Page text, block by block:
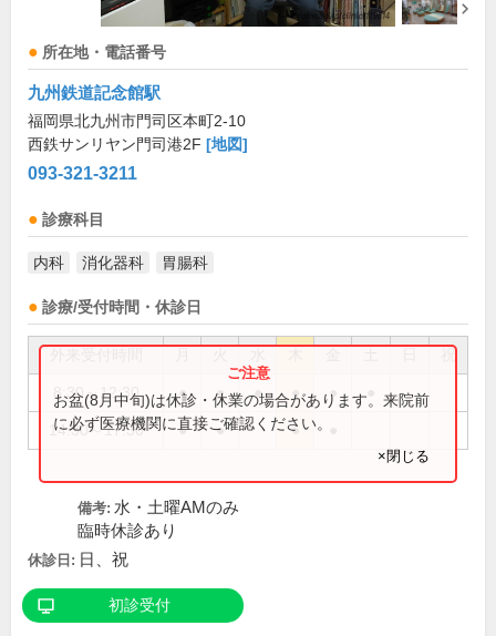
所在地・電話番号
九州鉄道記念館駅
福岡県北九州市門司区本町2-10
西鉄サンリヤン門司港2F [地図]
093-321-3211
診療科目
内科 消化器科 胃腸科
診療/受付時間・休診日
祝
8:30～12:30 ● ● ● ● ●
14:30～17:30 ● ● ●
お盆(8月中旬)は休診・休業の場合があります。来院前
に必ず医療機関に直接ご確認ください。
×閉じる
備考: 水・土曜AMのみ
臨時休診あり
休診日: 日、祝
初診受付